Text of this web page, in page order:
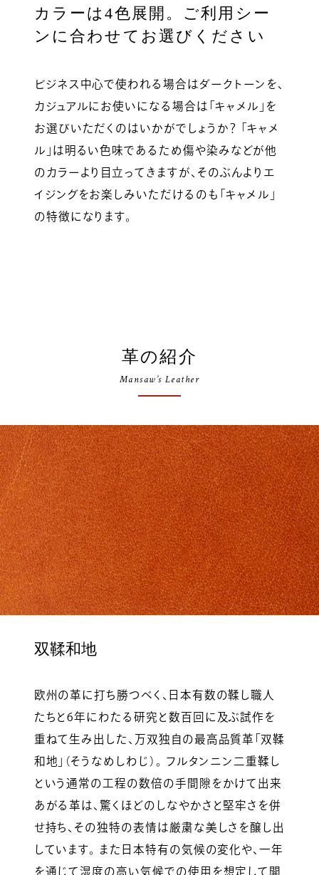
カラーは4色展開。ご利用シー
ンに合わせてお選びください
ビジネス中心で使われる場合はダークトーンを、
カジュアルにお使いになる場合は「キャメル」を
お選びいただくのはいかがでしょうか？ 「キャメ
ル」は明るい色味であるため傷や染みなどが他
のカラーより目立ってきますが、そのぶんよりエ
イジングをお楽しみいただけるのも「キャメル」
の特徴になります。
革の紹介
Mansaw’s Leather
双鞣和地
欧州の革に打ち勝つべく、日本有数の鞣し職人
たちと6年にわたる研究と数百回に及ぶ試作を
重ねて生み出した、万双独自の最高品質革「双鞣
和地」（そうなめしわじ）。 フルタンニン二重鞣し
という通常の工程の数倍の手間隙をかけて出来
あがる革は、驚くほどのしなやかさと堅牢さを併
せ持ち、その独特の表情は厳粛な美しさを醸し出
しています。 また日本特有の気候の変化や、一年
を通じて湿度の高い気候での使用を想定して開